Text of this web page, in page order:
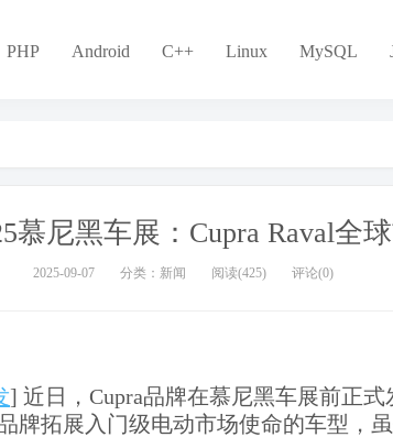
PHP Android C++ Linux MySQL
慕尼黑车展：Cupra Raval全
2025-09-07 分类：新闻 阅读(425) 评论(0)
] 近日，Cupra品牌在慕尼黑车展前正
牌拓展入门级电动市场使命的车型，